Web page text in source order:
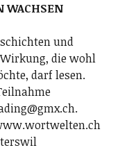
WACHSEN
und
die wohl
darf lesen.